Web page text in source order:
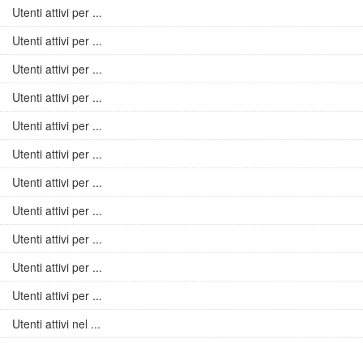
Utenti attivi per ...
Utenti attivi per ...
Utenti attivi per ...
Utenti attivi per ...
Utenti attivi per ...
Utenti attivi per ...
Utenti attivi per ...
Utenti attivi per ...
Utenti attivi per ...
Utenti attivi per ...
Utenti attivi per ...
Utenti attivi nel ...